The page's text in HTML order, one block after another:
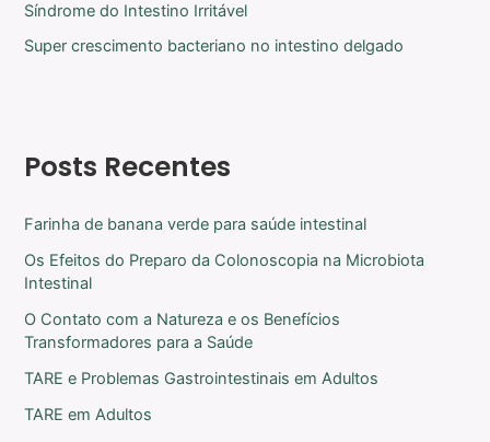
Síndrome do Intestino Irritável
Super crescimento bacteriano no intestino delgado
Posts Recentes
Farinha de banana verde para saúde intestinal
Os Efeitos do Preparo da Colonoscopia na Microbiota
Intestinal
O Contato com a Natureza e os Benefícios
Transformadores para a Saúde
TARE e Problemas Gastrointestinais em Adultos
TARE em Adultos